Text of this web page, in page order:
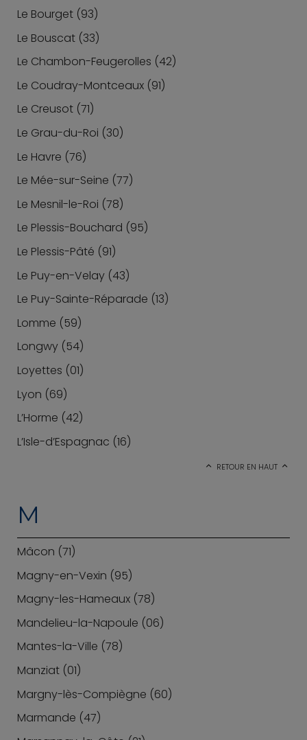
Le Bourget (93)
Le Bouscat (33)
Le Chambon-Feugerolles (42)
Le Coudray-Montceaux (91)
Le Creusot (71)
Le Grau-du-Roi (30)
Le Havre (76)
Le Mée-sur-Seine (77)
Le Mesnil-le-Roi (78)
Le Plessis-Bouchard (95)
Le Plessis-Pâté (91)
Le Puy-en-Velay (43)
Le Puy-Sainte-Réparade (13)
Lomme (59)
Longwy (54)
Loyettes (01)
Lyon (69)
L’Horme (42)
L’Isle-d’Espagnac (16)
RETOUR EN HAUT
M
Mâcon (71)
Magny-en-Vexin (95)
Magny-les-Hameaux (78)
Mandelieu-la-Napoule (06)
Mantes-la-Ville (78)
Manziat (01)
Margny-lès-Compiègne (60)
Marmande (47)